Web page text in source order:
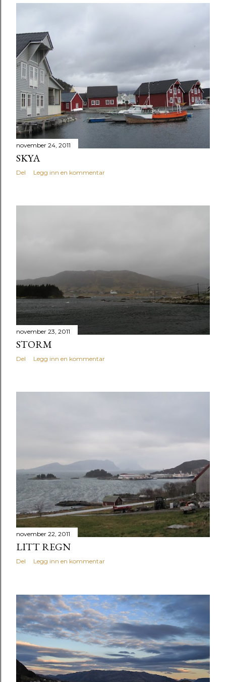
november 24, 2011
SKYA
Del Legg inn en kommentar
november 23, 2011
STORM
Del Legg inn en kommentar
november 22, 2011
LITT REGN
Del Legg inn en kommentar